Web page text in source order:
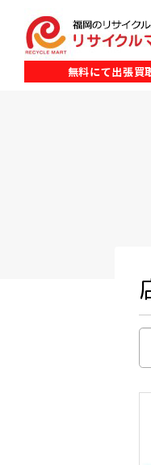
無料にて出張買